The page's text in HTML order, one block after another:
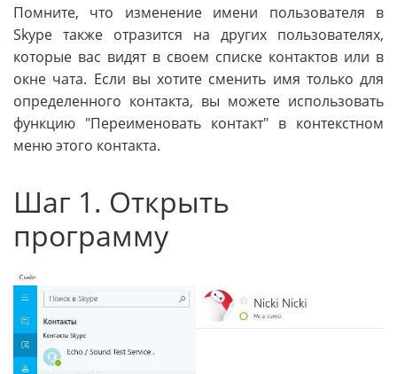
Помните, что изменение имени пользователя в
Skype также отразится на других пользователях,
которые вас видят в своем списке контактов или в
окне чата. Если вы хотите сменить имя только для
определенного контакта, вы можете использовать
функцию "Переименовать контакт" в контекстном
меню этого контакта.
Шаг 1. Открыть
программу